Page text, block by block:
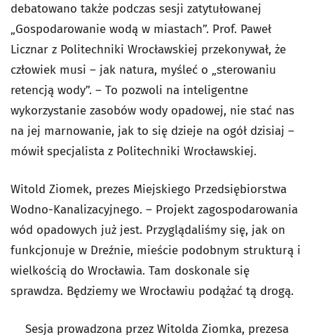
debatowano także podczas sesji zatytułowanej
„Gospodarowanie wodą w miastach”. Prof. Paweł
Licznar z Politechniki Wrocławskiej przekonywał, że
człowiek musi – jak natura, myśleć o „sterowaniu
retencją wody”. – To pozwoli na inteligentne
wykorzystanie zasobów wody opadowej, nie stać nas
na jej marnowanie, jak to się dzieje na ogół dzisiaj –
mówił specjalista z Politechniki Wrocławskiej.
Witold Ziomek, prezes Miejskiego Przedsiębiorstwa
Wodno-Kanalizacyjnego. – Projekt zagospodarowania
wód opadowych już jest. Przyglądaliśmy się, jak on
funkcjonuje w Dreźnie, mieście podobnym strukturą i
wielkością do Wrocławia. Tam doskonale się
sprawdza. Będziemy we Wrocławiu podążać tą drogą.
Sesja prowadzona przez Witolda Ziomka, prezesa